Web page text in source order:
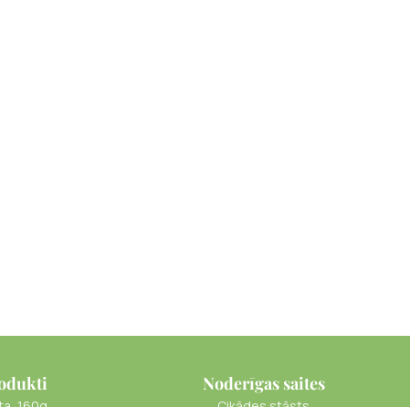
Noderīgas saites